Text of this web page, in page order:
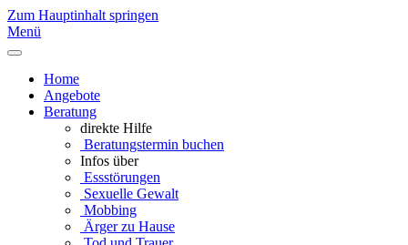
Zum Hauptinhalt springen
Menü
Home
Angebote
Beratung
direkte Hilfe
Beratungstermin buchen
Infos über
Essstörungen
Sexuelle Gewalt
Mobbing
Ärger zu Hause